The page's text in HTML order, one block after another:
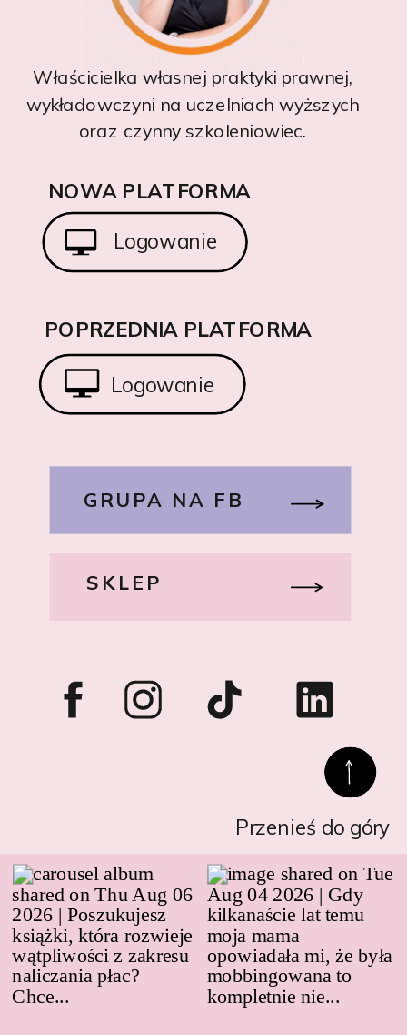
GRUPA NA FB
SKLEP
Właścicielka własnej praktyki prawnej,
wykładowczyni na uczelniach wyższych
oraz czynny szkoleniowiec.
Przenieś do góry
Logowanie
NOWA PLATFORMA
Logowanie
POPRZEDNIA PLATFORMA